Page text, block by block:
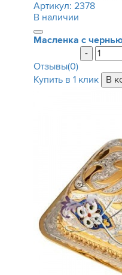
Артикул: 2378
В наличии
Масленка с
-
Отзывы(0)
Купить в 1 клик